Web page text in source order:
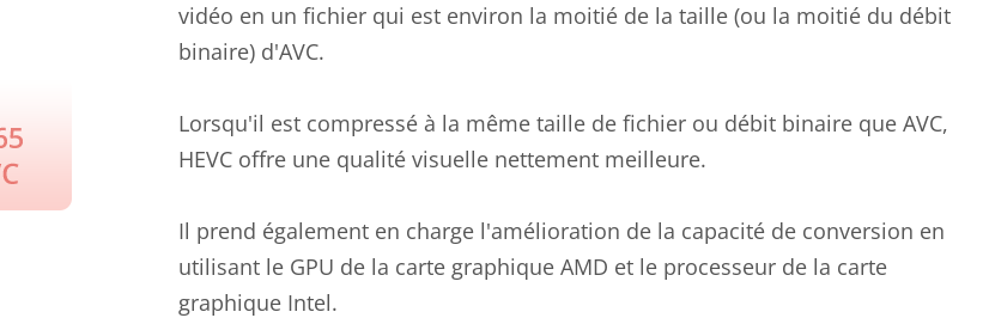
vidéo en un fichier qui est environ la moitié de la taille (ou la moitié du débit
binaire) d'AVC.
Lorsqu'il est compressé à la même taille de fichier ou débit binaire que AVC,
HEVC offre une qualité visuelle nettement meilleure.
Il prend également en charge l'amélioration de la capacité de conversion en
utilisant le GPU de la carte graphique AMD et le processeur de la carte
graphique Intel.